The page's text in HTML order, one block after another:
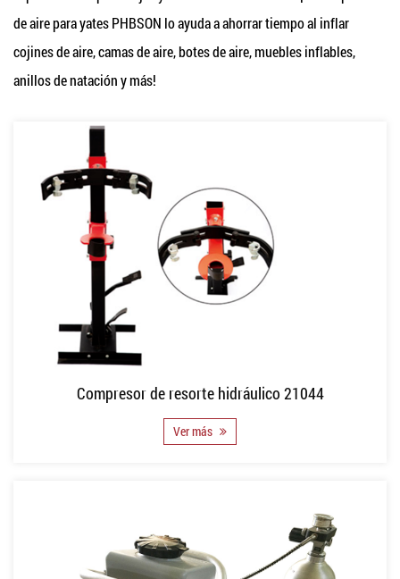
de aire para yates PHBSON lo ayuda a ahorrar tiempo al inflar
cojines de aire, camas de aire, botes de aire, muebles inflables,
anillos de natación y más!
Compresor de resorte hidráulico 21044
Ver más